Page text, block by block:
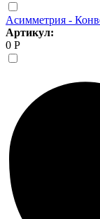
Асимметрия -
Артикул:
0 Р